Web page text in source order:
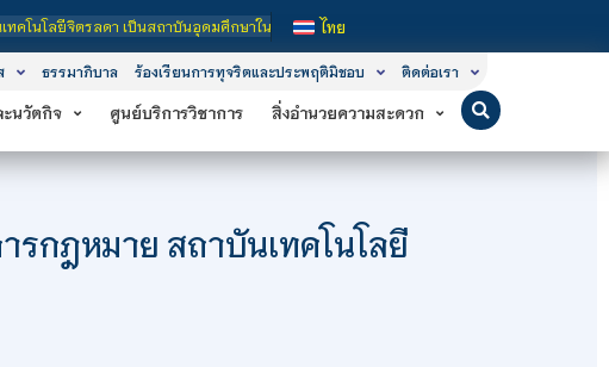
ลดา เป็นสถาบันอุดมศึกษาในกำกับของรัฐ เปิดหลักสูตรการเรียนการสอน 3 ระดับ คือ ระดับปร
ไทย
ธรรมาภิบาล ร้องเรียนการทุจริตและประพฤติมิชอบ ติดต่อเรา
ะนวัตกิจ ศูนย์บริการวิชาการ สิ่งอำนวยความสะดวก
กฎหมาย สถาบันเทคโนโลยี